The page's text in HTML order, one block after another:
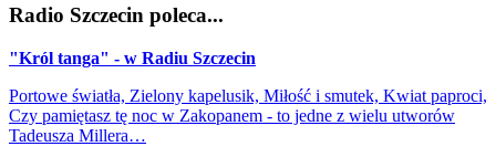
Radio Szczecin poleca...
"Król tanga" - w Radiu Szczecin
Portowe światła, Zielony kapelusik, Miłość i smutek, Kwiat paproci,
Czy pamiętasz tę noc w Zakopanem - to jedne z wielu utworów
Tadeusza Millera…